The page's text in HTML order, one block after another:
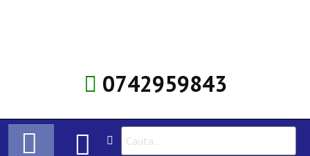
0742959843